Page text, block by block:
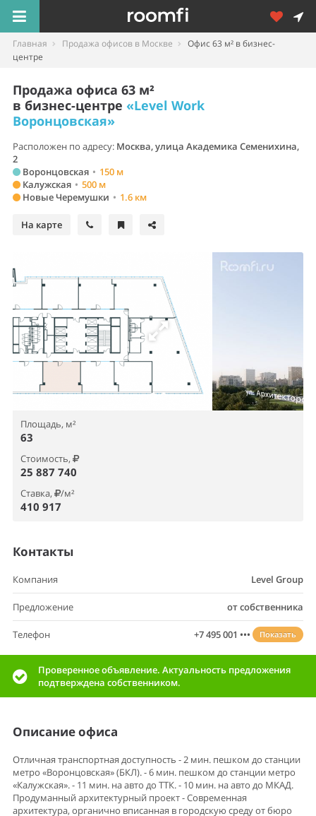
Главная Продажа офисов в Москве
Офис 63 м² в бизнес-
центре
Продажа офиса 63 м²
в бизнес-центре «Level Work
Воронцовская»
Расположен по адресу: Москва, улица Академика Семенихина,
2
Воронцовская • 150 м
Калужская • 500 м
Новые Черемушки • 1.6 км
На карте
Площадь, м²
63
Стоимость,
25 887 740
Ставка, /м²
410 917
Контакты
Компания Level Group
Предложение от собственника
Телефон +7 495 001 ••• Показать
Проверенное объявление. Актуальность предложения
подтверждена собственником.
Описание офиса
Отличная транспортная доступность - 2 мин. пешком до станции
метро «Воронцовская» (БКЛ). - 6 мин. пешком до станции метро
«Калужская». - 11 мин. на авто до ТТК. - 10 мин. на авто до МКАД.
Продуманный архитектурный проект - Современная
архитектура, органично вписанная в городскую среду от бюро